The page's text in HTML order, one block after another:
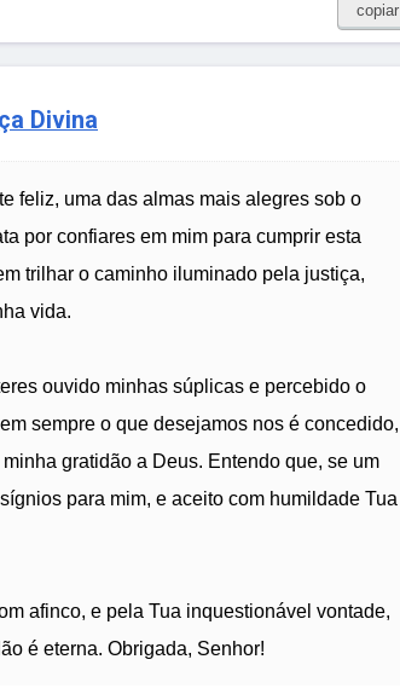
copiar
Divina
feliz, uma das almas mais alegres sob o
por confiares em mim para cumprir esta
trilhar o caminho iluminado pela justiça,
vida.
ouvido minhas súplicas e percebido o
sempre o que desejamos nos é concedido,
gratidão a Deus. Entendo que, se um
para mim, e aceito com humildade Tua
afinco, e pela Tua inquestionável vontade,
é eterna. Obrigada, Senhor!